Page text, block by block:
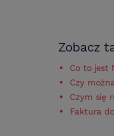
Zobacz
Co to jest
Czy
Czym się
Faktura